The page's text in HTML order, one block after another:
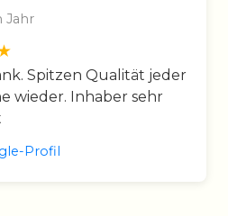
Jahr
Spitzen Qualität jeder
wieder. Inhaber sehr
Profil